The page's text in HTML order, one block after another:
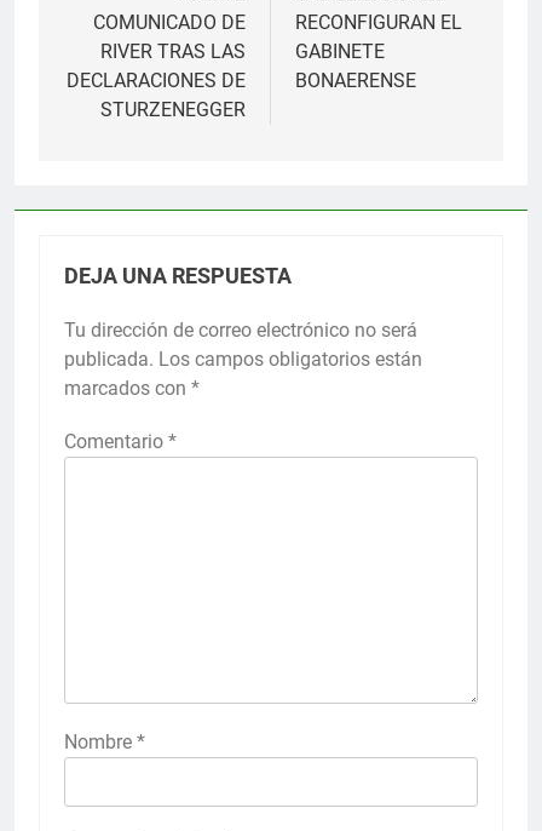
entradas
COMUNICADO DE
RIVER TRAS LAS
DECLARACIONES DE
STURZENEGGER
RECONFIGURAN EL
GABINETE
BONAERENSE
DEJA UNA RESPUESTA
Tu dirección de correo electrónico no será
publicada. Los campos obligatorios están
marcados con *
Comentario *
Nombre *